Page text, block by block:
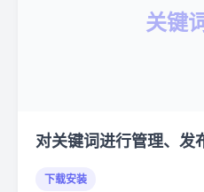
关键
对关键词进行管理、发
下载安装